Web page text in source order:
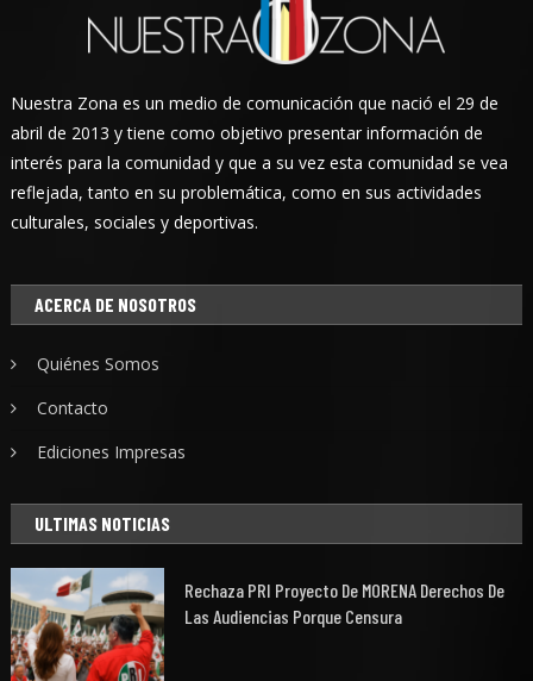
Nuestra Zona es un medio de comunicación que nació el 29 de
abril de 2013 y tiene como objetivo presentar información de
interés para la comunidad y que a su vez esta comunidad se vea
reflejada, tanto en su problemática, como en sus actividades
culturales, sociales y deportivas.
ACERCA DE NOSOTROS
Quiénes Somos
Contacto
Ediciones Impresas
ULTIMAS NOTICIAS
Rechaza PRI Proyecto De MORENA Derechos De
Las Audiencias Porque Censura